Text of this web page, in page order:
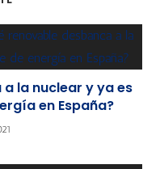
la nuclear y ya es
en España?